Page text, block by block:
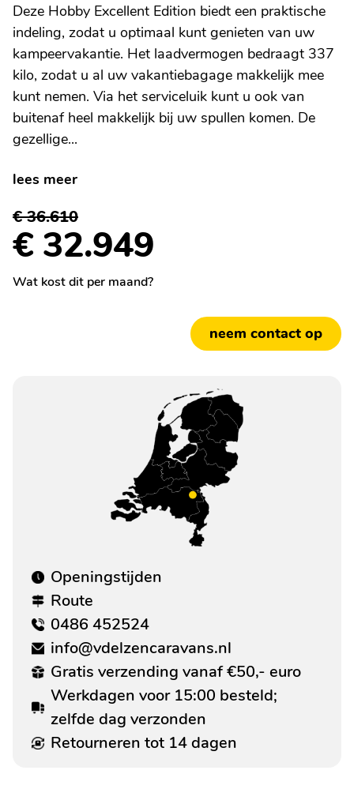
Deze Hobby Excellent Edition biedt een praktische
indeling, zodat u optimaal kunt genieten van uw
kampeervakantie. Het laadvermogen bedraagt 337
kilo, zodat u al uw vakantiebagage makkelijk mee
kunt nemen. Via het serviceluik kunt u ook van
buitenaf heel makkelijk bij uw spullen komen. De
gezellige...
lees meer
€ 36.610
€ 32.949
Wat kost dit per maand?
neem contact op
Openingstijden
Route
0486 452524
info@vdelzencaravans.nl
Gratis verzending vanaf €50,- euro
Werkdagen voor 15:00 besteld;
zelfde dag verzonden
Retourneren tot 14 dagen